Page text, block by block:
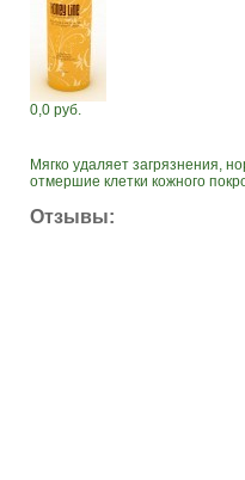
0,0 руб.
Мягко удаляет загрязнения,
отмершие клетки кожного
Отзывы: